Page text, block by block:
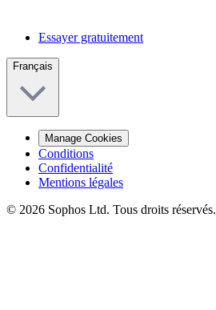
Essayer gratuitement
Français
Manage Cookies
Conditions
Confidentialité
Mentions légales
© 2026 Sophos Ltd. Tous droits réservés.